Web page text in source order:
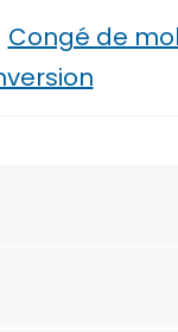
Congé de